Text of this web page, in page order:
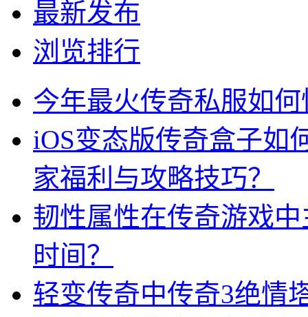
最新发布
浏览排行
今年最火传奇私服如
iOS变态版传奇盒子如
家福利与攻略技巧？
韧性属性在传奇游戏
时间？
轻变传奇中传奇3绝情